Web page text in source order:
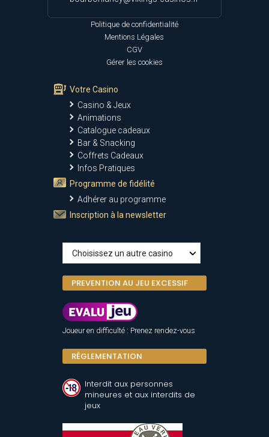
Politique de confidentialité
Mentions Légales
CGV
Gérer les cookies
Votre Casino
Casino & Jeux
Animations
Catalogue cadeaux
Bar & Snacking
Coffrets Cadeaux
Infos Pratiques
Programme de fidélité
Adhérer au programme
Inscription à la newsletter
PREVENTION AU JEU EXCESSIF
Joueur en difficulté : Prenez rendez-vous
RÉGLEMENTATION
Interdit aux personnes
mineures et aux interdits de
jeux